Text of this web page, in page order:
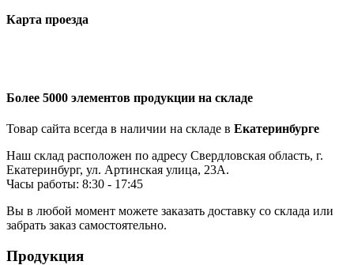
Карта проезда
Более 5000 элементов продукции на складе
Товар сайта всегда в наличии на складе в Екатеринбурге
Наш склад расположен по адресу Свердловская область, г.
Екатеринбург, ул. Артинская улица, 23А.
Часы работы: 8:30 - 17:45
Вы в любой момент можете заказать доставку со склада или
забрать заказ самостоятельно.
Продукция